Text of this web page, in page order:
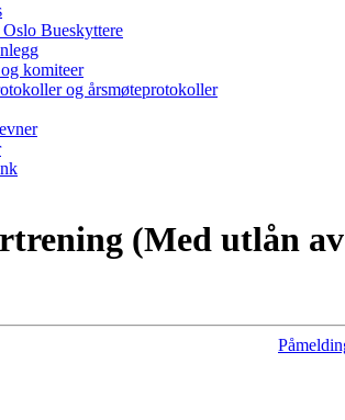
Bueskyttere
komiteer
og årsmøteprotokoller
(Med utlån av